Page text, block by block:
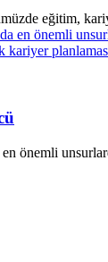
eğitim,
önemli